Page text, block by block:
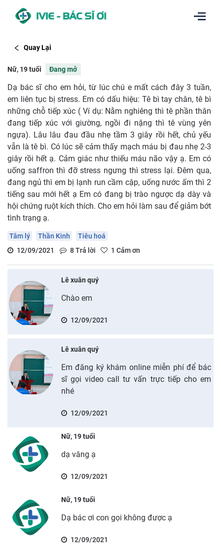
Quay Lại
Nữ, 19 tuổi Đang mở
Dạ bác sĩ cho em hỏi, từ lúc chú e mất cách đây 3 tuần,
em liên tục bị stress. Em có dấu hiệu: Tê bì tay chân, tê bì
những chỗ tiếp xúc ( Ví dụ: Nằm nghiêng thì tê phần thân
đang tiếp xúc với giường, ngồi đi nặng thì tê vùng yên
ngựa). Lâu lâu đau đầu nhẹ tầm 3 giây rồi hết, chủ yếu
vẫn là tê bì. Có lúc sẽ cảm thấy mạch máu bị đau nhẹ 2-3
giây rồi hết ạ. Cảm giác như thiếu máu não vậy ạ. Em có
uống saffron thì đỡ stress ngưng thì stress lại. Đêm qua,
đang ngủ thì em bị lạnh run cầm cập, uống nước ấm thì 2
tiếng sau mới hết ạ Em có đang bị trào ngược dạ dày và
hội chứng ruột kích thích. Cho em hỏi làm sau để giảm bớt
tình trạng ạ.
Tâm lý Thần Kinh
Tiêu hoá
12/09/2021
8Trả lời 1 Cảm ơn
Lê xuân quý
Chào em
12/09/2021
Lê xuân quý
Em đăng ký khám online miễn phí để bác
sĩ gọi video call tư vấn trực tiếp cho em
nhé
12/09/2021
Nữ, 19 tuổi
dạ vâng ạ
12/09/2021
Nữ, 19 tuổi
Dạ bác ơi con gọi không được ạ
12/09/2021